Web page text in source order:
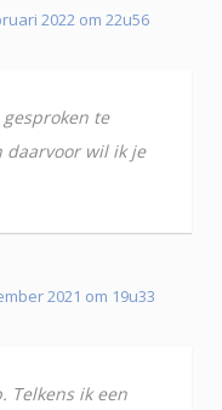
2022 om 22u56
te
daarvoor wil ik je
2021 om 19u33
Telkens ik een